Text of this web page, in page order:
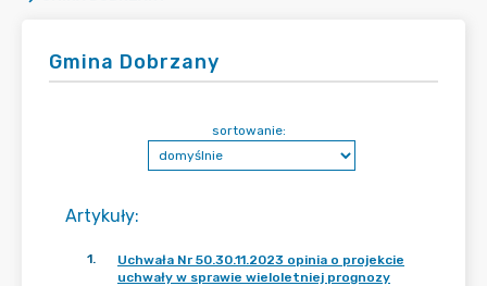
Gmina Dobrzany
Artykuły:
sortowanie:
1.
Uchwała Nr 50.30.11.2023 opinia o projekcie
uchwały w sprawie wieloletniej prognozy